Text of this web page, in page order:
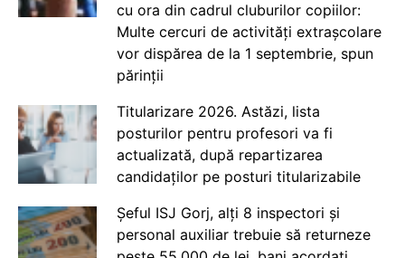
cu ora din cadrul cluburilor copiilor:
Multe cercuri de activități extrașcolare
vor dispărea de la 1 septembrie, spun
părinții
Titularizare 2026. Astăzi, lista
posturilor pentru profesori va fi
actualizată, după repartizarea
candidaților pe posturi titularizabile
Șeful ISJ Gorj, alți 8 inspectori și
personal auxiliar trebuie să returneze